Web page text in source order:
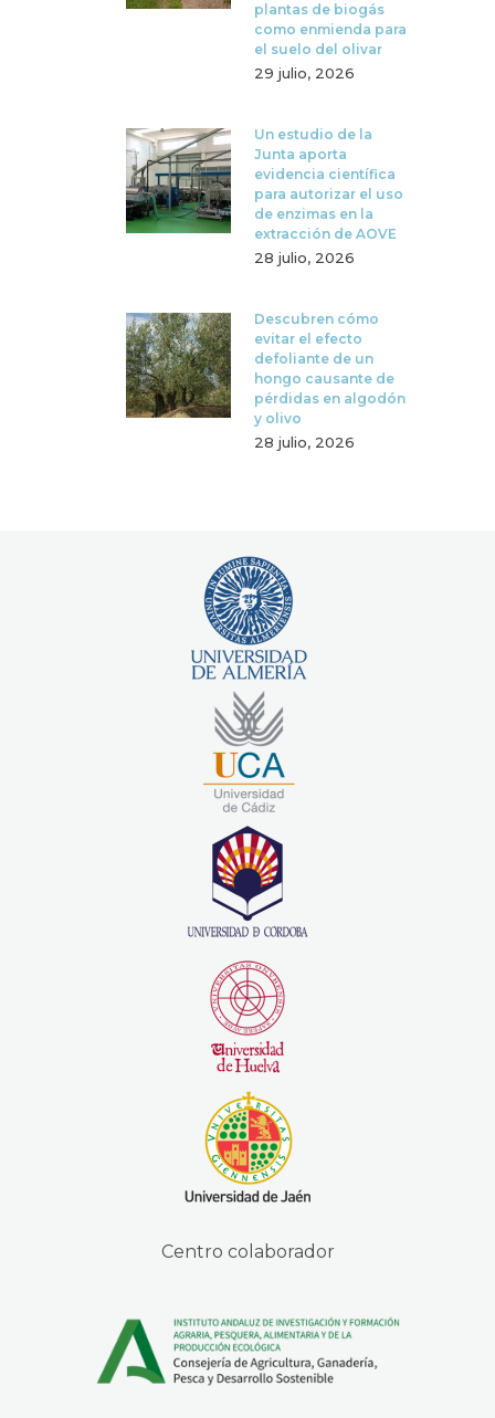
plantas de biogás
como enmienda para
el suelo del olivar
29 julio, 2026
Un estudio de la
Junta aporta
evidencia científica
para autorizar el uso
de enzimas en la
extracción de AOVE
28 julio, 2026
Descubren cómo
evitar el efecto
defoliante de un
hongo causante de
pérdidas en algodón
y olivo
28 julio, 2026
Centro colaborador